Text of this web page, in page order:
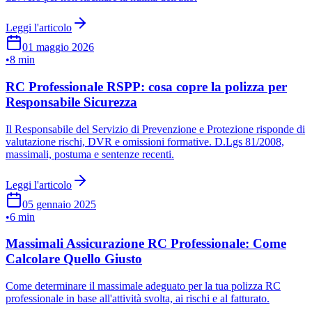
Leggi l'articolo
01 maggio 2026
•8 min
RC Professionale RSPP: cosa copre la polizza per
Responsabile Sicurezza
Il Responsabile del Servizio di Prevenzione e Protezione risponde di
valutazione rischi, DVR e omissioni formative. D.Lgs 81/2008,
massimali, postuma e sentenze recenti.
Leggi l'articolo
05 gennaio 2025
•6 min
Massimali Assicurazione RC Professionale: Come
Calcolare Quello Giusto
Come determinare il massimale adeguato per la tua polizza RC
professionale in base all'attività svolta, ai rischi e al fatturato.